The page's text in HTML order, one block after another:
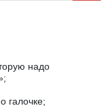
надо
галочке;